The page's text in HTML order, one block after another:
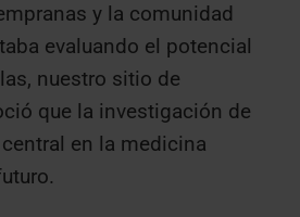
y la comunidad
evaluando el potencial
nuestro sitio de
que la investigación de
en la medicina